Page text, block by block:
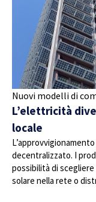
Nuovi modelli di
L’elettricità
locale
decentralizzato. I
possibilità di
solare nella rete o